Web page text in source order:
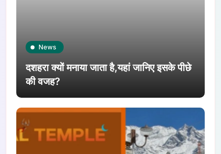
News
दशहरा क्यों मनाया जाता है,यहां जानिए इसके पीछे
की वजह?